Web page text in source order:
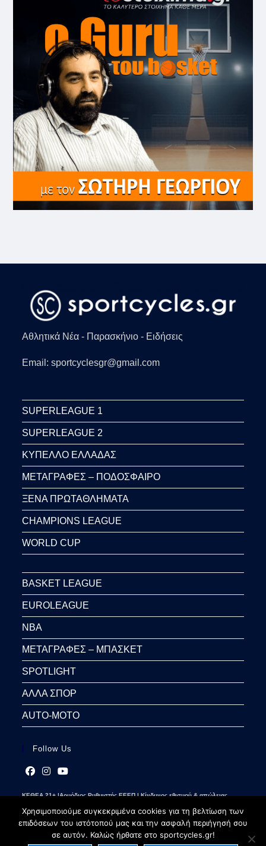
Αθλητικά Νέα - Παρασκήνιο - Ειδήσεις
Email: sportcyclesgr@gmail.com
SUPERLEAGUE 1
SUPERLEAGUE 2
ΚΥΠΕΛΛΟ ΕΛΛΑΔΑΣ
ΜΕΤΑΓΡΑΦΕΣ – ΠΟΔΟΣΦΑΙΡΟ
ΞΕΝΑ ΠΡΩΤΑΘΛΗΜΑΤΑ
CHAMPIONS LEAGUE
WORLD CUP
BASKET LEAGUE
EUROLEAGUE
NBA
ΜΕΤΑΓΡΑΦΕΣ – ΜΠΑΣΚΕΤ
SPOTLIGHT
ΑΛΛΑ ΣΠΟΡ
AUTO-MOTO
Follow Us
in
a
new
in
a
new
tab
in
a
new
tab
ΚΕΘΕΑ 21+ |Αρμόδιος Ρυθμιστής ΕΕΕΠ | Κίνδυνος εθισμού & απώλειας
Χρησιμοποιούμε συγκεκριμένα cookies για τη βελτίωση των
επιδόσεων του ιστότοπού μας και την ασφαλή περιήγησή σου
σε αυτόν. Καλώς ήρθατε στο sportcycles.gr!